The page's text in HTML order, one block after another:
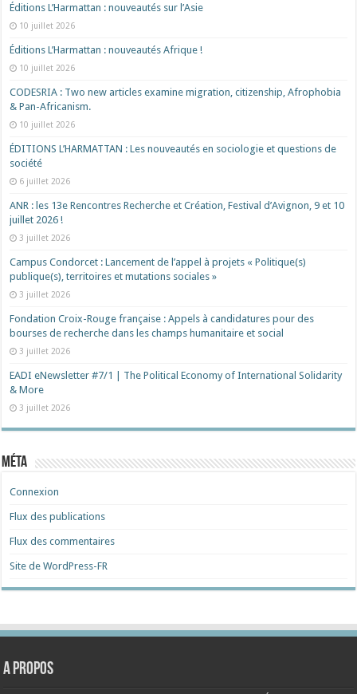
Éditions L’Harmattan : nouveautés sur l’Asie
10 juillet 2026
Éditions L’Harmattan : nouveautés Afrique !​
10 juillet 2026
CODESRIA : Two new articles examine migration, citizenship, Afrophobia
& Pan-Africanism.
10 juillet 2026
ÉDITIONS L’HARMATTAN : Les nouveautés en sociologie et questions de
société
6 juillet 2026
ANR : les 13e Rencontres Recherche et Création, Festival d’Avignon, 9 et 10
juillet 2026 !
3 juillet 2026
Campus Condorcet : Lancement de l’appel à projets « Politique(s)
publique(s), territoires et mutations sociales »
3 juillet 2026
Fondation Croix-Rouge française : Appels à candidatures pour des
bourses de recherche dans les champs humanitaire et social
3 juillet 2026
EADI eNewsletter #7/1 | The Political Economy of International Solidarity
& More
3 juillet 2026
Méta
Connexion
Flux des publications
Flux des commentaires
Site de WordPress-FR
A propos